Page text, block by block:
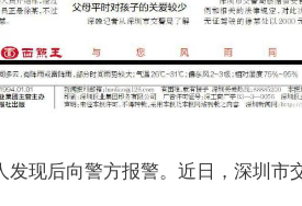
发现后向警方报警。近日，深圳